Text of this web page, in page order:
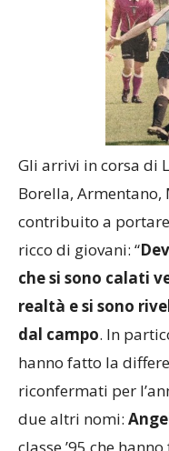
contribuito a
ricco di giovani: “
che si sono calati
realtà e si sono
dal campo
. In
hanno fatto la
riconfermati per